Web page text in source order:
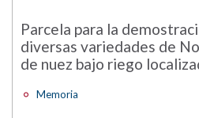
Parcela para la
diversas variedades de
de nuez bajo riego
Memoria